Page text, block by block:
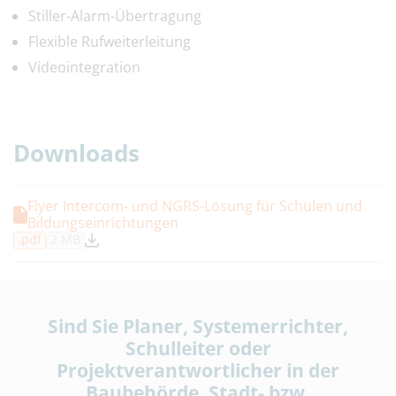
Stiller-Alarm-Übertragung
Flexible Rufweiterleitung
Videointegration
Downloads
Flyer Intercom- und NGRS-Lösung für Schulen und
Bildungseinrichtungen
.pdf
Sind Sie Planer, Systemerrichter,
Schulleiter oder
Projektverantwortlicher in der